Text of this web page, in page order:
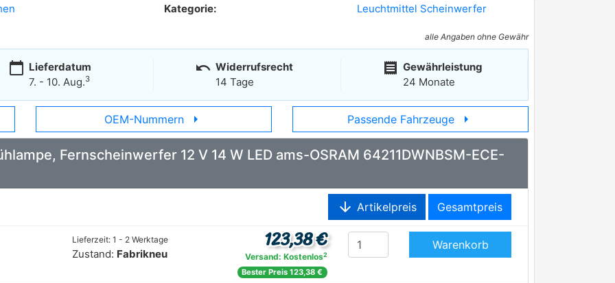
Kategorie: Leuchtmittel Scheinwerfer
alle Angaben ohne Gewähr
calendar_today Lieferdatum
7. - 10. Aug.3
undo Widerrufsrecht
14 Tage
receipt Gewährleistung
24 Monate
OEM-Nummern arrow_right Passende Fahrzeuge arrow_right
Fernscheinwerfer 12 V 14 W LED ams-OSRAM 64211DWNBSM-ECE-
arrow_downward Artikelpreis Gesamtpreis
Lieferzeit: 1 - 2 Werktage
Zustand: Fabrikneu
123,38 €
Versand: Kostenlos2
Bester Preis 123,38 €
Warenkorb